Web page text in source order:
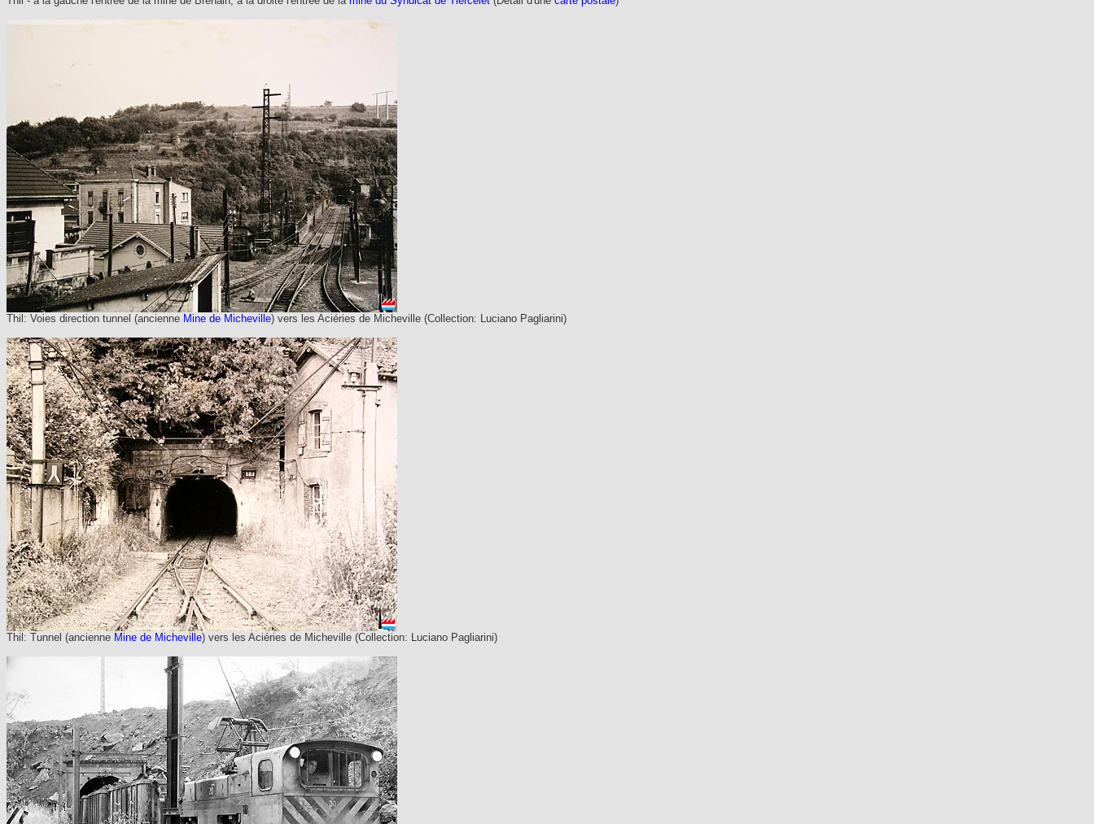
Thil: Voies direction tunnel (ancienne Mine de Micheville) vers les Aciéries de Micheville (Collection: Luciano Pagliarini)
Thil: Tunnel (ancienne Mine de Micheville) vers les Aciéries de Micheville (Collection: Luciano Pagliarini)